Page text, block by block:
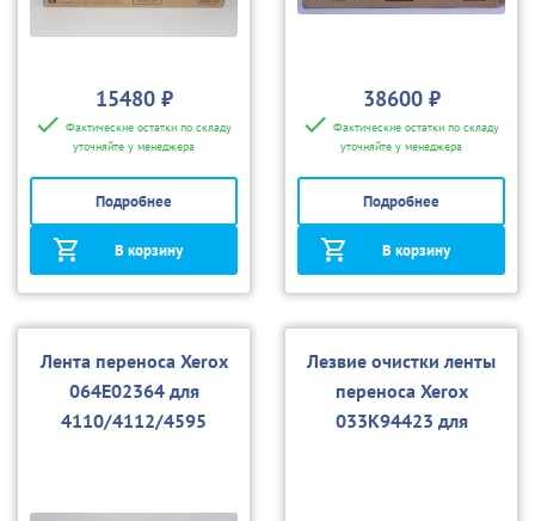
15480 ₽
Фактические остатки по складу
уточняйте у менеджера
Подробнее
В корзину
38600 ₽
Фактические остатки по складу
уточняйте у менеджера
Подробнее
В корзину
Лента переноса Xerox
064E02364 для
4110/4112/4595
Лезвие очистки ленты
переноса Xerox
033K94423 для